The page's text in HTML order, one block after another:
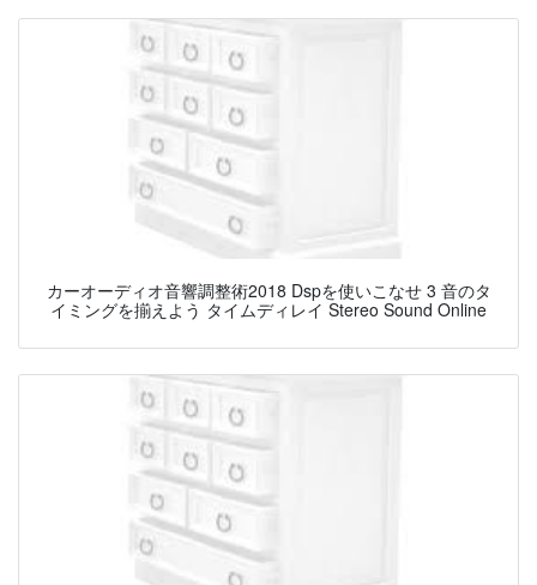
カーオーディオ音響調整術2018 Dspを使いこなせ 3 音のタ
イミングを揃えよう タイムディレイ Stereo Sound Online